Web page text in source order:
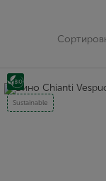
Sustainable